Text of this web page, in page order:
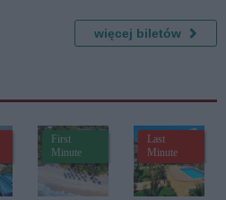
więcej biletów
First
Minute
Last
Minute